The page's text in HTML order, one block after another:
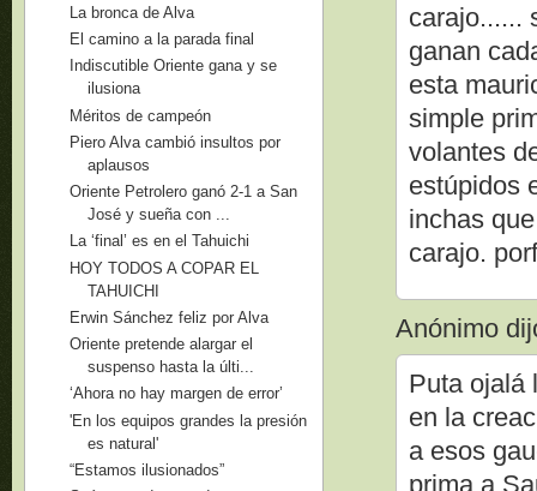
carajo......
ganan
esta
simple
volantes
estúpidos
inchas
carajo.
Anónimo
Puta ojalá
en la
a esos
prima a
La bronca de Alva
El camino a la parada final
Indiscutible Oriente gana y se
ilusiona
Méritos de campeón
Piero Alva cambió insultos por
aplausos
Oriente Petrolero ganó 2-1 a San
José y sueña con ...
La ‘final’ es en el Tahuichi
HOY TODOS A COPAR EL
TAHUICHI
Erwin Sánchez feliz por Alva
Oriente pretende alargar el
suspenso hasta la últi...
‘Ahora no hay margen de error’
'En los equipos grandes la presión
es natural'
“Estamos ilusionados”